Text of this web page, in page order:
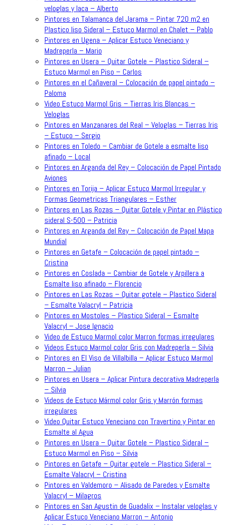
veloglas y laca – Alberto
Pintores en Talamanca del Jarama – Pintar 720 m2 en
Plastico liso Sideral – Estuco Marmol en Chalet – Pablo
Pintores en Ugena – Aplicar Estuco Veneciano y
Madreperla – Mario
Pintores en Usera – Quitar Gotele – Plastico Sideral –
Estuco Marmol en Piso – Carlos
Pintores en el Cañaveral – Colocación de papel pintado –
Paloma
Video Estuco Marmol Gris – Tierras Iris Blancas –
Veloglas
Pintores en Manzanares del Real – Veloglas – Tierras Iris
– Estuco – Sergio
Pintores en Toledo – Cambiar de Gotele a esmalte liso
afinado – Local
Pintores en Arganda del Rey – Colocación de Papel Pintado
Aviones
Pintores en Torija – Aplicar Estuco Marmol Irregular y
Formas Geometricas Triangulares – Esther
Pintores en Las Rozas – Quitar Gotele y Pintar en Plástico
sideral S-500 – Patricia
Pintores en Arganda del Rey – Colocación de Papel Mapa
Mundial
Pintores en Getafe – Colocación de papel pintado –
Cristina
Pintores en Coslada – Cambiar de Gotele y Arpillera a
Esmalte liso afinado – Florencio
Pintores en Las Rozas – Quitar gotele – Plastico Sideral
– Esmalte Valacryl – Patricia
Pintores en Mostoles – Plastico Sideral – Esmalte
Valacryl – Jose Ignacio
Video de Estuco Marmol color Marron formas irregulares
Videos Estuco Marmol color Gris con Madreperla – Silvia
Pintores en El Viso de Villalbilla – Aplicar Estuco Marmol
Marron – Julian
Pintores en Usera – Aplicar Pintura decorativa Madreperla
– Silvia
Videos de Estuco Mármol color Gris y Marrón formas
irregulares
Video Quitar Estuco Veneciano con Travertino y Pintar en
Esmalte al Agua
Pintores en Usera – Quitar Gotele – Plastico Sideral –
Estuco Marmol en Piso – Silvia
Pintores en Getafe – Quitar gotele – Plastico Sideral –
Esmalte Valacryl – Cristina
Pintores en Valdemoro – Alisado de Paredes y Esmalte
Valacryl – Milagros
Pintores en San Agustin de Guadalix – Instalar veloglas y
Aplicar Estuco Veneciano Marron – Antonio